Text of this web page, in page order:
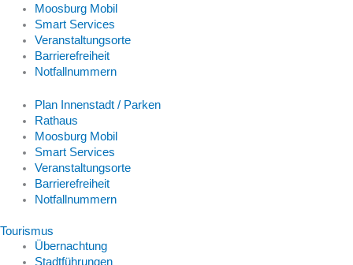
Moosburg Mobil
Smart Services
Veranstaltungsorte
Barrierefreiheit
Notfallnummern
Plan Innenstadt / Parken
Rathaus
Moosburg Mobil
Smart Services
Veranstaltungsorte
Barrierefreiheit
Notfallnummern
Tourismus
Übernachtung
Stadtführungen